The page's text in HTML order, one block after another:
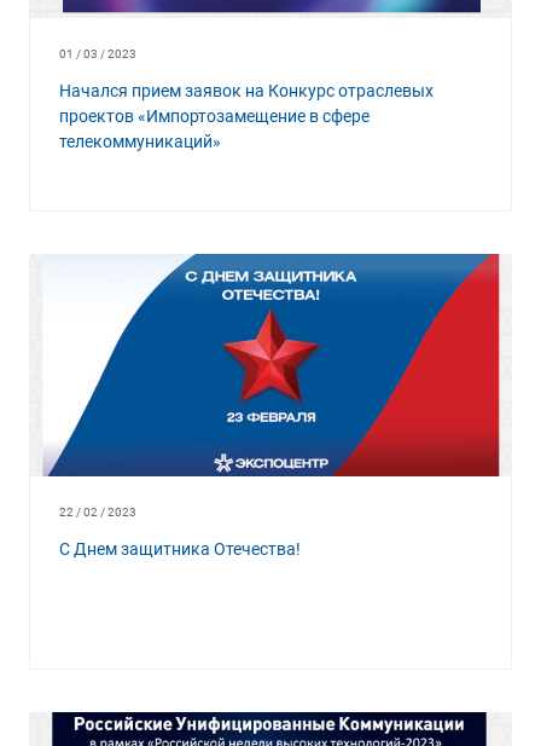
01 / 03 / 2023
Начался прием заявок на Конкурс отраслевых
проектов «Импортозамещение в сфере
телекоммуникаций»
22 / 02 / 2023
С Днем защитника Отечества!